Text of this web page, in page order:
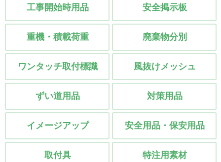
工事開始時用品 安全掲示板
重機・積載荷重 廃棄物分別
ワンタッチ取付標識 風抜けメッシュ
ずい道用品 対策用品
イメージアップ 安全用品・保安用品
取付具 特注用素材